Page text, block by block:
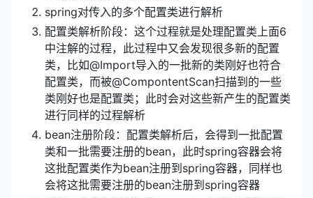
spring对传入的多个配置类进行解析
配置类解析阶段：这个过程就是处理配置类上面6
中注解的过程，此过程中又会发现很多新的配置
类，比如@Import导入的一批新的类刚好也符合
配置类，而被@CompontentScan扫描到的一些
类刚好也是配置类；此时会对这些新产生的配置类
进行同样的过程解析
bean注册阶段：配置类解析后，会得到一批配置
类和一批需要注册的bean，此时spring容器会将
这批配置类作为bean注册到spring容器，同样也
会将这批需要注册的bean注册到spring容器